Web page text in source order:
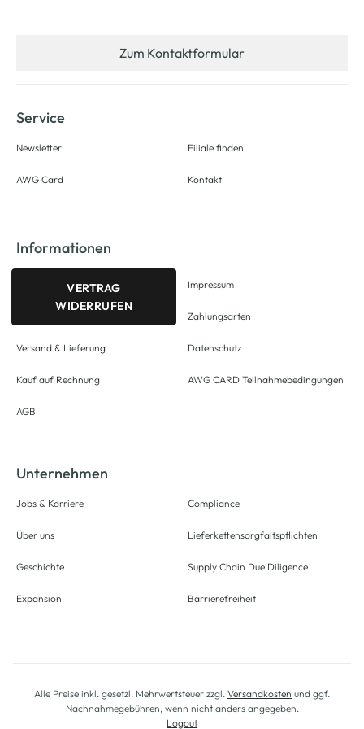
Zum Kontaktformular
Service
Newsletter
AWG Card
Filiale finden
Kontakt
Informationen
VERTRAG
WIDERRUFEN
Versand & Lieferung
Kauf auf Rechnung
AGB
Impressum
Zahlungsarten
Datenschutz
AWG CARD Teilnahmebedingungen
Unternehmen
Jobs & Karriere
Über uns
Geschichte
Expansion
Compliance
Lieferkettensorgfaltspflichten
Supply Chain Due Diligence
Barrierefreiheit
Alle Preise inkl. gesetzl. Mehrwertsteuer zzgl. Versandkosten und ggf.
Nachnahmegebühren, wenn nicht anders angegeben.
Logout